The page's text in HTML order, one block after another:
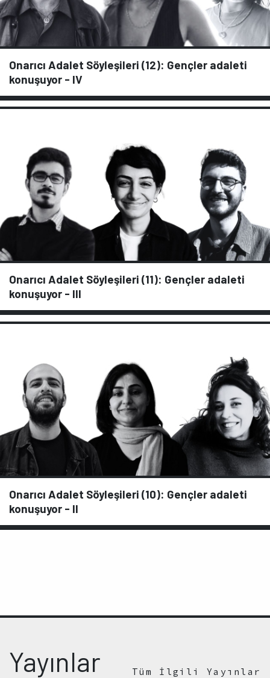
Onarıcı Adalet Söyleşileri (12): Gençler adaleti
konuşuyor - IV
Onarıcı Adalet Söyleşileri (11): Gençler adaleti
konuşuyor - III
Onarıcı Adalet Söyleşileri (10): Gençler adaleti
konuşuyor - II
Yayınlar Tüm İlgili Yayınlar